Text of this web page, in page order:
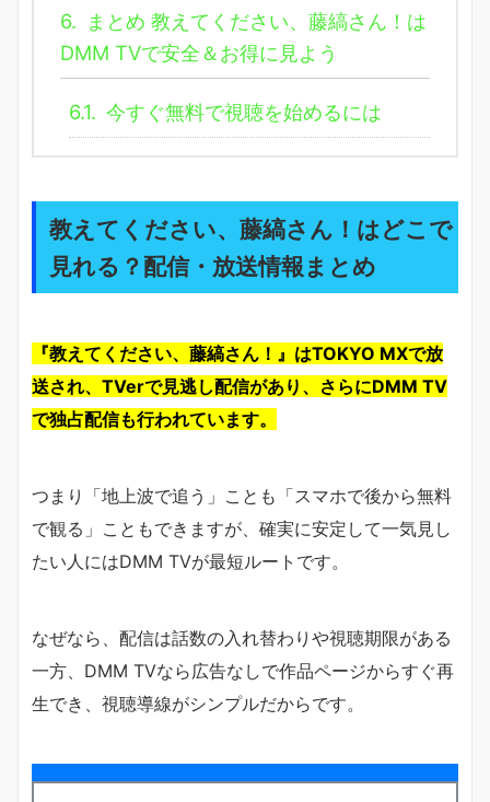
6.
まとめ 教えてください、藤縞さん！は
DMM TVで安全＆お得に見よう
6.1. 今すぐ無料で視聴を始めるには
教えてください、藤縞さん！はどこで
見れる？配信・放送情報まとめ
『教えてください、藤縞さん！』はTOKYO MXで放
送され、TVerで見逃し配信があり、さらにDMM TV
で独占配信も行われています。
つまり「地上波で追う」ことも「スマホで後から無料
で観る」こともできますが、確実に安定して一気見し
たい人にはDMM TVが最短ルートです。
なぜなら、配信は話数の入れ替わりや視聴期限がある
一方、DMM TVなら広告なしで作品ページからすぐ再
生でき、視聴導線がシンプルだからです。